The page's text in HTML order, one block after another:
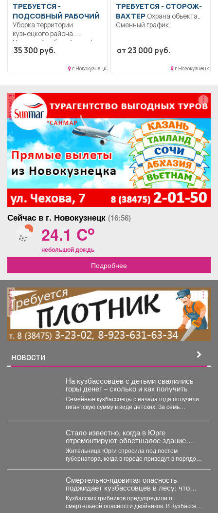
ТРЕБУЕТСЯ -
ПОДСОБНЫЙ РАБОЧИЙ
Уборка территории
кузнецкого района..
Неполный рабочий день/
неполная рабочая неделя..
35 300 руб.
г Новокузнецк
ТРЕБУЕТСЯ - СТОРОЖ-
ВАХТЕР
Сменный график..
от 23 000 руб.
г Новокузнецк
реклама
Сейчас в г. Новокузнецк (16:56)
24.1 Co
небольшой дождь
Подробнее
реклама
НОВОСТИ
На кузбассовцев с детьми свалились
горы денег – сколько и как получить
Семейные кузбассовцы с начала года получили
гигантскую сумму в виде детских. За семь
Стало известно, когда в Юрге
отремонтируют обветшалое здание
ЗАГСа
Жительница Юрги спросила под постом
губернатора, когда в городе приведут в порядок
Смертельно-ядовитая опасность
поджидает кузбассовцев в лесу: что
прячется под листвой
Кузбасских грибников предупредили о
смертельной опасности двойников. В Кузбассе